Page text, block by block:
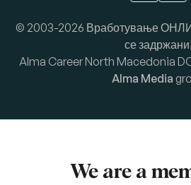
© 2003-2026 Вработување
се задржани!
Alma Career North Macedonia
Alma Media
We are a